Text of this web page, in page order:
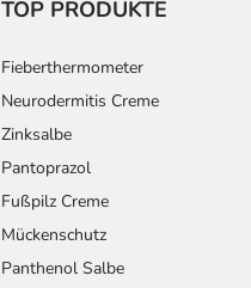
TOP PRODUKTE
Fieberthermometer
Neurodermitis Creme
Zinksalbe
Pantoprazol
Fußpilz Creme
Mückenschutz
Panthenol Salbe